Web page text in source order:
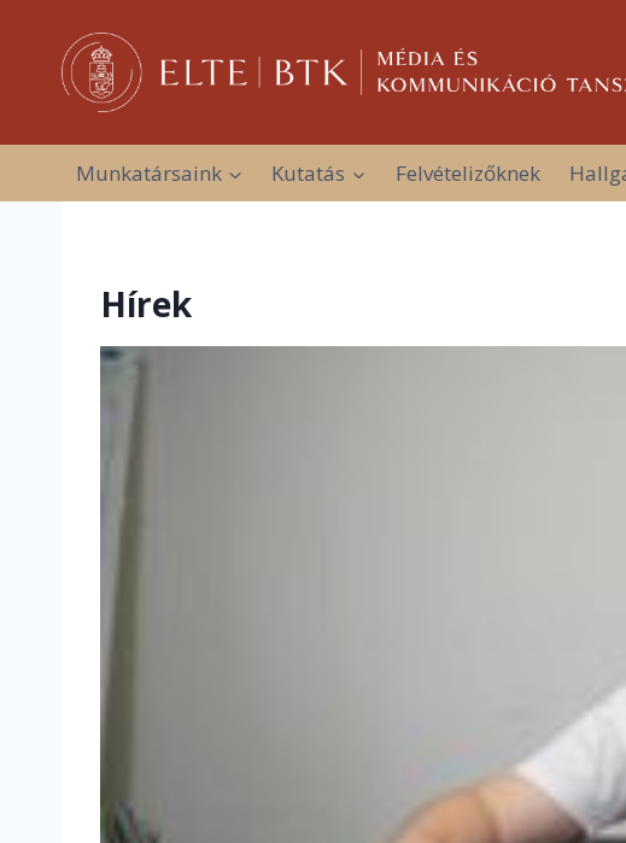
content
Munkatársaink Kutatás Felvételizőknek
Hírek